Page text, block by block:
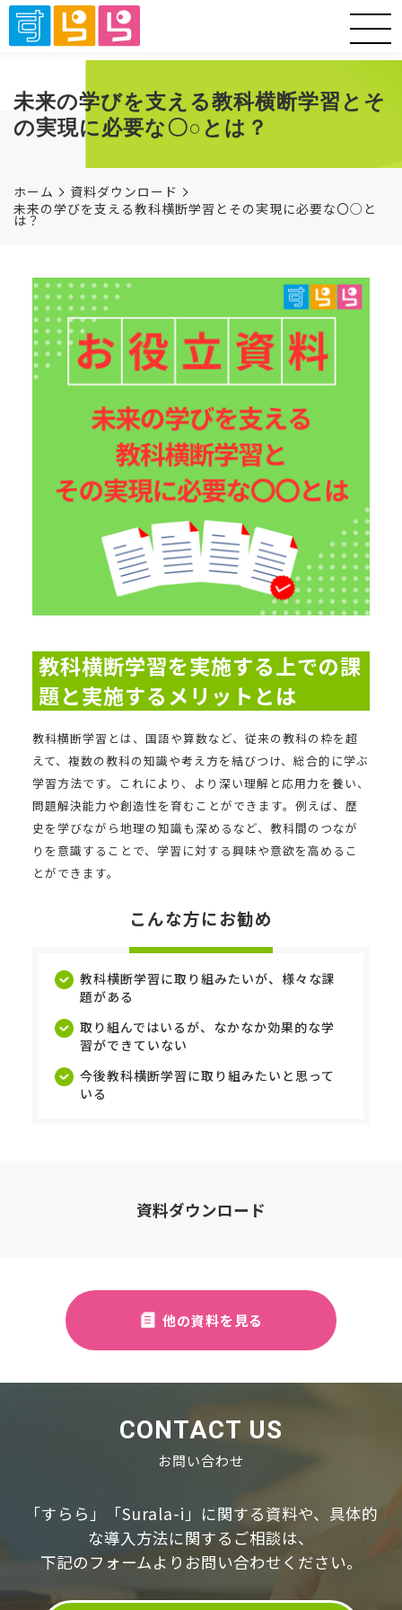
未来の学びを支える教科横断学習とそ
の実現に必要な〇○とは？
ホーム
資料ダウンロード
未来の学びを支える教科横断学習とその実現に必要な〇○と
は？
教科横断学習を実施する上での課
題と実施するメリットとは
教科横断学習とは、国語や算数など、従来の教科の枠を超
えて、複数の教科の知識や考え方を結びつけ、総合的に学ぶ
学習方法です。これにより、より深い理解と応用力を養い、
問題解決能力や創造性を育むことができます。例えば、歴
史を学びながら地理の知識も深めるなど、教科間のつなが
りを意識することで、学習に対する興味や意欲を高めるこ
とができます。
こんな方にお勧め
教科横断学習に取り組みたいが、様々な課
題がある
取り組んではいるが、なかなか効果的な学
習ができていない
今後教科横断学習に取り組みたいと思って
いる
資料ダウンロード
他の資料を見る
CONTACT US
お問い合わせ
「すらら」「Surala-i」に関する資料や、具体的
な導⼊⽅法に関するご相談は、
下記のフォームよりお問い合わせください。